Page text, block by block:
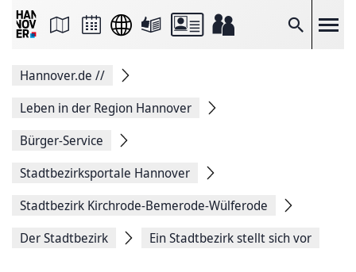
Suche
Seite
Facebook
teilen
Seitenlink
Seite
Hannover.de //
Leben in der Region Hannover
Bürger-Service
Stadtbezirksportale Hannover
Stadtbezirk Kirchrode-Bemerode-Wülferode
Der Stadtbezirk
Ein Stadtbezirk stellt sich vor